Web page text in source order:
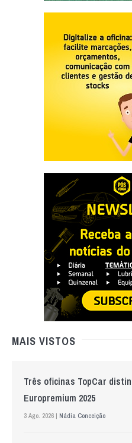
MAIS VISTOS
Três oficinas TopCar
Europremium 2025
3 Ago. 2026 | Nádia Conceição